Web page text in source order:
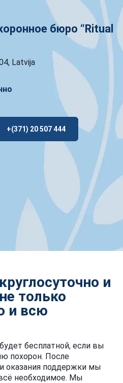
бюро “Ritual
Latvija
+(371) 20 507 444
и
только
и всю
бесплатной, если вы
похорон. После
оказания поддержки мы
необходимое. Мы